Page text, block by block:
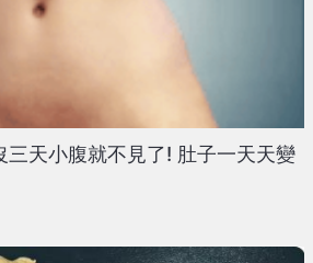
三天小腹就不見了! 肚子一天天變